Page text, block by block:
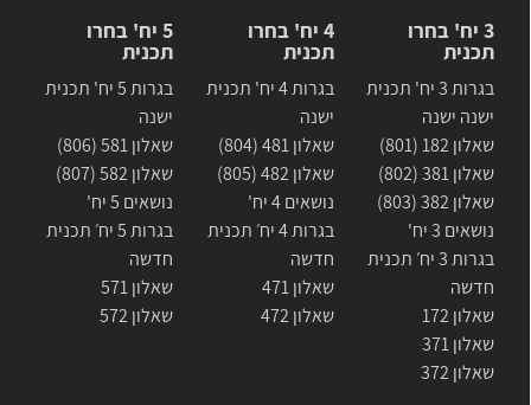
3 יח' בחרו
תכנית
בגרות 3 יח' תכנית
ישנה ישנה
שאלון 182 (801)
שאלון 381 (802)
שאלון 382 (803)
נושאים 3 יח'
בגרות 3 יח׳ תכנית
חדשה
שאלון 172
שאלון 371
שאלון 372
4 יח' בחרו
תכנית
בגרות 4 יח' תכנית
ישנה
שאלון 481 (804)
שאלון 482 (805)
נושאים 4 יח'
בגרות 4 יח׳ תכנית
חדשה
שאלון 471
שאלון 472
5 יח' בחרו
תכנית
בגרות 5 יח' תכנית
ישנה
שאלון 581 (806)
שאלון 582 (807)
נושאים 5 יח'
בגרות 5 יח׳ תכנית
חדשה
שאלון 571
שאלון 572